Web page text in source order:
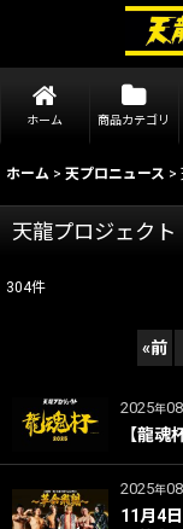
ホーム 商品カテゴリ
ホーム > 天プロニュース >
天龍プロジェクト
304件
«前
2025年08
【龍魂
2025年08
11月4